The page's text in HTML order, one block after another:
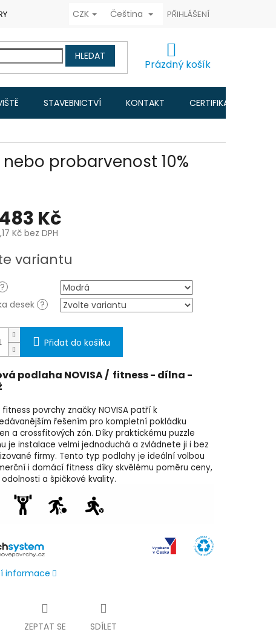
COOKIES FORMULÁŘ ODSTOUPENÍ OD KUPNÍ SMLOUVY
CZK Čeština PŘIHLÁŠENÍ
HLEDAT
KOŠÍK
Prázdný košík
STAVEBNICTVÍ KONTAKT CERTIFIKACE A
probarvenost 10%
483 Kč
Kčbez DPH
variantu
?
desek ?
Přidat do košíku
podlaha NOVISA / fitness - dílna -
fitness povrchy značky NOVISA patří k
řešením pro kompletní pokládku
a crossfitových zón. Díky praktickému puzzle
je instalace velmi jednoduchá a zvládnete ji i bez
firmy. Tento typ podlahy je ideální volbou
i domácí fitness díky skvělému poměru ceny,
a špičkové kvality.
informace
ZEPTAT SE SDÍLET